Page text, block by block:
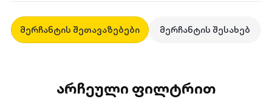
მერჩანტის შეთავაზებები მერჩანტის შესახებ
არჩეული ფილტრით